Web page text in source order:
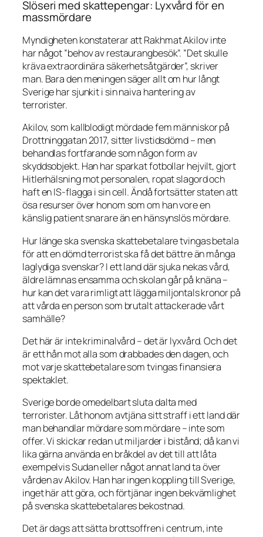
Slöseri med skattepengar: Lyxvård för en
massmördare
Myndigheten konstaterar att Rakhmat Akilov inte
har något ”behov av restaurangbesök”. ”Det skulle
kräva extraordinära säkerhetsåtgärder”, skriver
man. Bara den meningen säger allt om hur långt
Sverige har sjunkit i sin naiva hantering av
terrorister.
Akilov, som kallblodigt mördade fem människor på
Drottninggatan 2017, sitter livstidsdömd – men
behandlas fortfarande som någon form av
skyddsobjekt. Han har sparkat fotbollar hejvilt, gjort
Hitlerhälsning mot personalen, ropat slagord och
haft en IS-flagga i sin cell. Ändå fortsätter staten att
ösa resurser över honom som om han vore en
känslig patient snarare än en hänsynslös mördare.
Hur länge ska svenska skattebetalare tvingas betala
för att en dömd terrorist ska få det bättre än många
laglydiga svenskar? I ett land där sjuka nekas vård,
äldre lämnas ensamma och skolan går på knäna –
hur kan det vara rimligt att lägga miljontals kronor på
att vårda en person som brutalt attackerade vårt
samhälle?
Det här är inte kriminalvård – det är lyxvård. Och det
är ett hån mot alla som drabbades den dagen, och
mot varje skattebetalare som tvingas finansiera
spektaklet.
Sverige borde omedelbart sluta dalta med
terrorister. Låt honom avtjäna sitt straff i ett land där
man behandlar mördare som mördare – inte som
offer. Vi skickar redan ut miljarder i bistånd; då kan vi
lika gärna använda en bråkdel av det till att låta
exempelvis Sudan eller något annat land ta över
vården av Akilov. Han har ingen koppling till Sverige,
inget här att göra, och förtjänar ingen bekvämlighet
på svenska skattebetalares bekostnad.
Det är dags att sätta brottsoffren i centrum, inte